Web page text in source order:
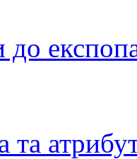
до
та